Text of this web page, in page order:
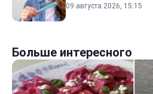
09 августа 2026, 15:15
Больше интересного